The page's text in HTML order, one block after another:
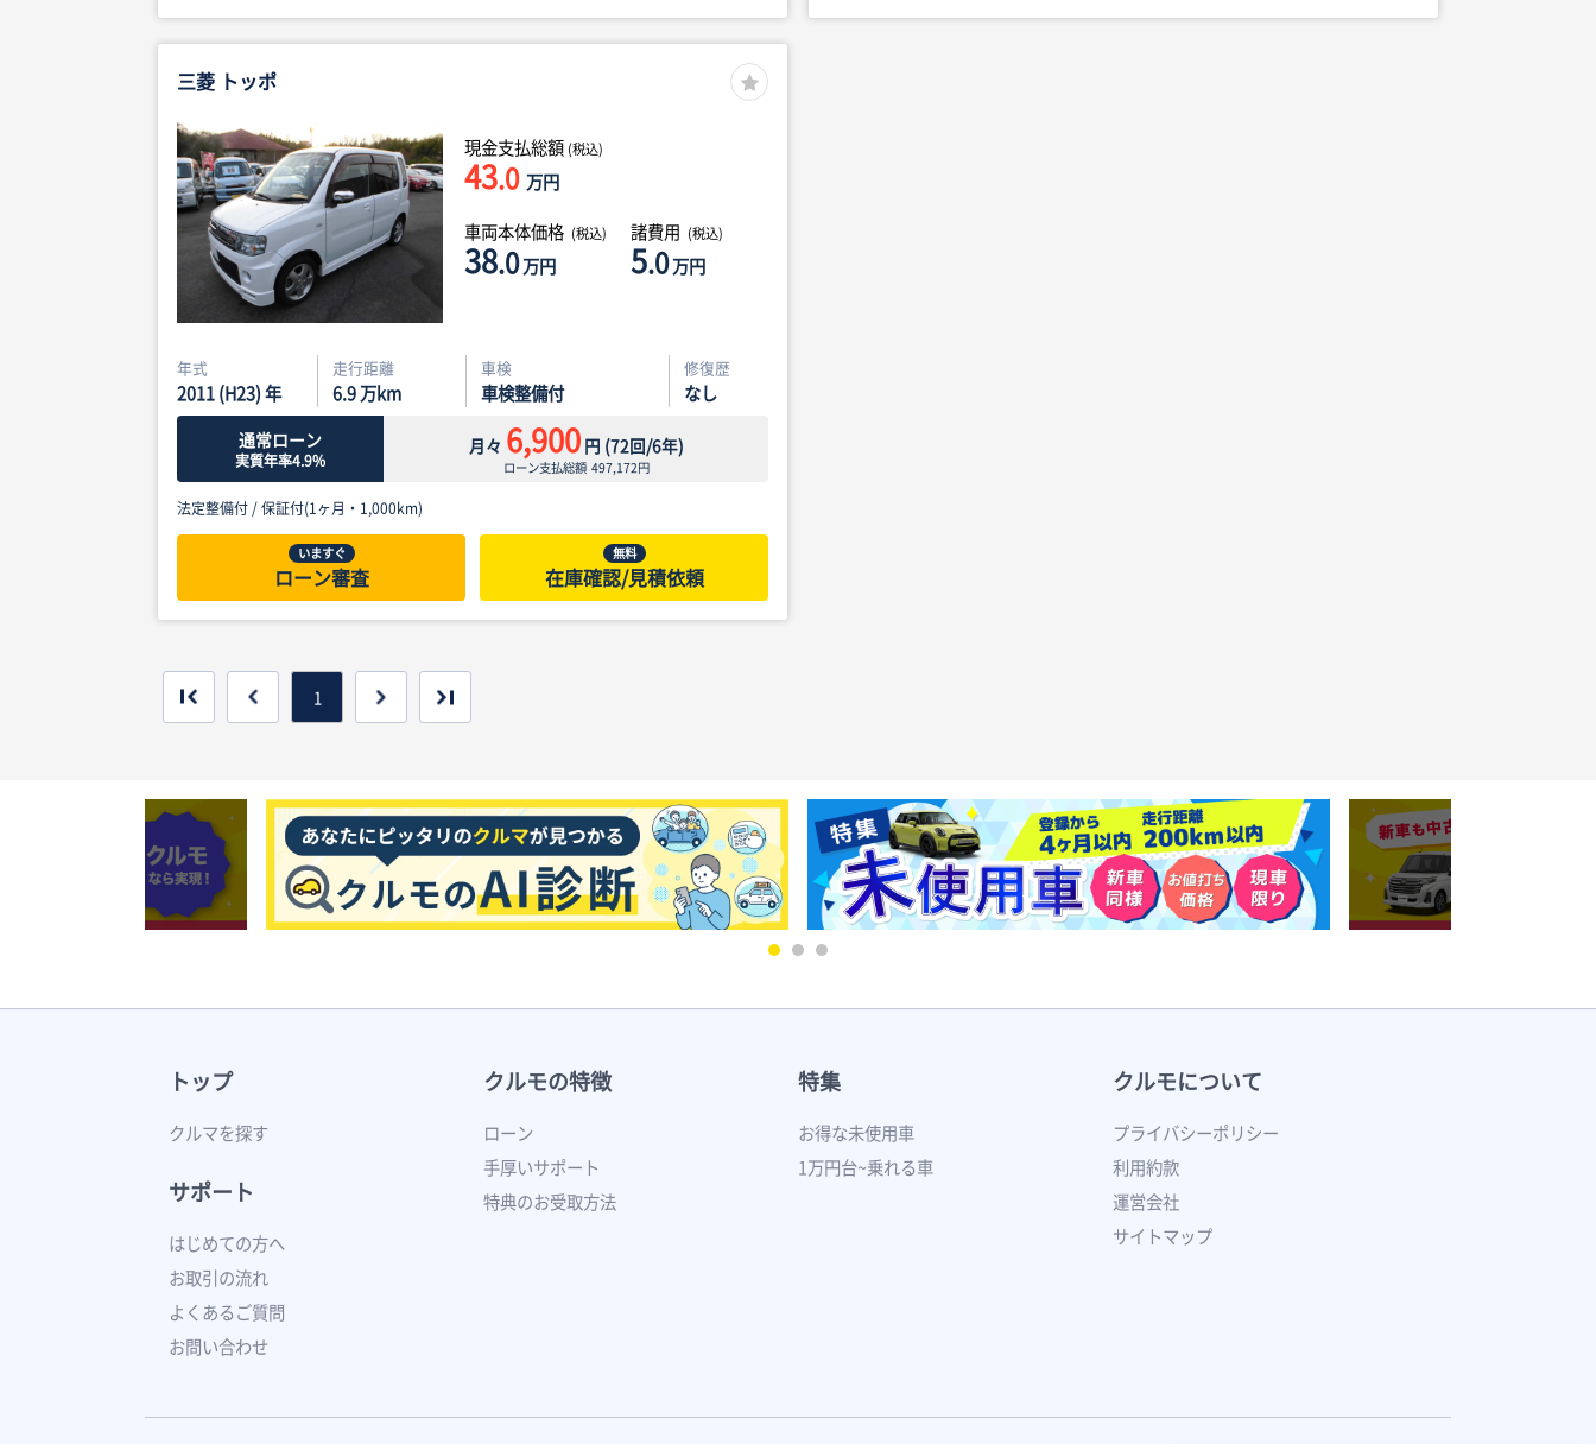
三菱 トッポ
現金支払総額 (税込)
43.0 万円
車両本体価格 (税込)
38.0万円
諸費用 (税込)
5.0万円
年式
2011 (H23) 年
走行距離
6.9万km
車検
車検整備付
修復歴
なし
通常ローン
実質年率4.9%
月々 6,900円 (72回/6年)
ローン支払総額 497,172円
法定整備付 /保証付(1ヶ月・1,000km)
いますぐ
ローン審査
無料
在庫確認/見積依頼
1
トップ
クルマを探す
サポート
はじめての方へ
お取引の流れ
よくあるご質問
お問い合わせ
クルモの特徴
ローン
手厚いサポート
特典のお受取方法
特集
お得な未使用車
1万円台~乗れる車
クルモについて
プライバシーポリシー
利用約款
運営会社
サイトマップ